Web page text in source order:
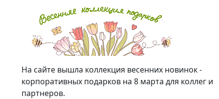
На сайте вышла коллекция весенних новинок -
корпоративных подарков на 8 марта для коллег и
партнеров.